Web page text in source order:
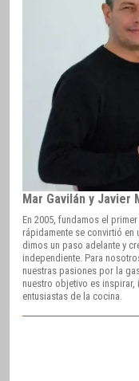
Mar Gavilán y Javier
En 2005, fundamos el
rápidamente se convirtió en
dimos un paso adelante y
independiente. Para
nuestras pasiones por la
nuestro objetivo es
entusiastas de la cocina.